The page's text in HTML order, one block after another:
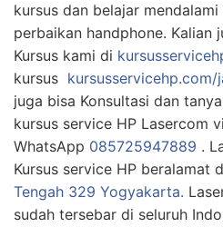
kursus dan belajar
perbaikan handphone. Kalian
Kursus kami di
kursus kursusservicehp.com/
juga bisa Konsultasi dan
kursus service HP Lasercom
WhatsApp 085725947889 .
Kursus service HP beralamat
Tengah 329 Yogyakarta.
sudah tersebar di seluruh